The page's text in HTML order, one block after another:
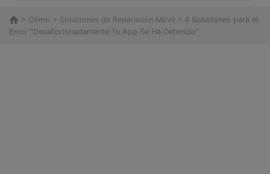
> Cómo > Soluciones de Reparación Móvil > 4 Soluciones para el
Error "Desafortunadamente Tu App Se Ha Detenido"